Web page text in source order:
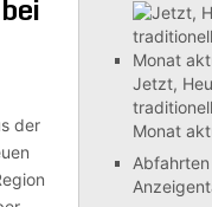
der
Jetzt,
Monat